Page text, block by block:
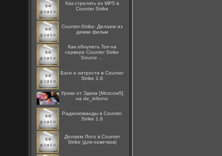
Как стрелять из MP5 в
Counter Strike
Counter-Strike: Делаем из
демки фильм
Как обнулить Топ на
сервере Counter Strike
Source ...
Баги и хитрости в Counter
Strike 1.6
Уроки от Эдика [Moscow5]
на de_inferno
Радиокоманды в Counter
Strike 1.6
Делаем Лого в Counter
Strike (для новечков)